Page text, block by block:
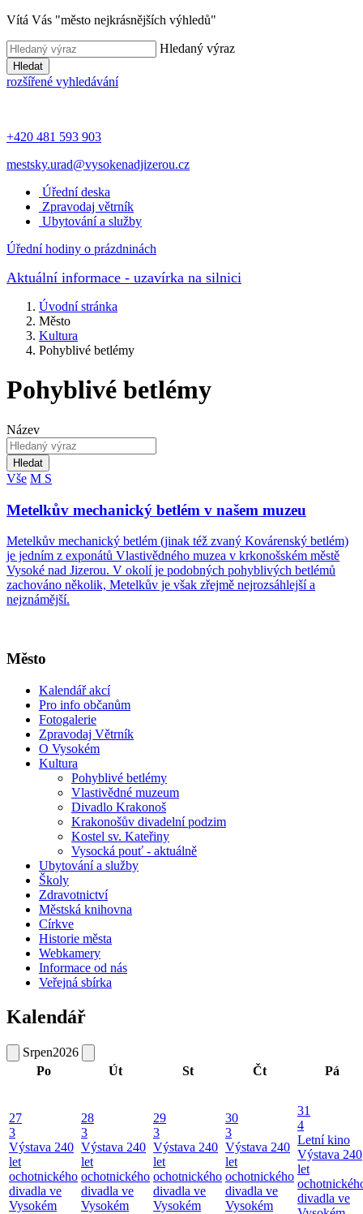
Vítá Vás "město nejkrásnějších výhledů"
Hledaný výraz
Hledat
rozšířené vyhledávání
+420 481 593 903
mestsky.urad@vysokenadjizerou.cz
Úřední deska
Zpravodaj větrník
Ubytování a služby
Úřední hodiny o prázdninách
Aktuální informace - uzavírka na silnici
Úvodní stránka
Město
Kultura
Pohyblivé betlémy
Pohyblivé betlémy
Název
Hledat
Vše M S
Metelkův mechanický betlém v našem muzeu
Metelkův mechanický betlém (jinak též zvaný Kovárenský betlém)
je jedním z exponátů Vlastivědného muzea v krkonošském městě
Vysoké nad Jizerou. V okolí je podobných pohyblivých betlémů
zachováno několik, Metelkův je však zřejmě nejrozsáhlejší a
nejznámější.
Město
Kalendář akcí
Pro info občanům
Fotogalerie
Zpravodaj Větrník
O Vysokém
Kultura
Pohyblivé betlémy
Vlastivědné muzeum
Divadlo Krakonoš
Krakonošův divadelní podzim
Kostel sv. Kateřiny
Vysocká pouť - aktuálně
Ubytování a služby
Školy
Zdravotnictví
Městská knihovna
Církve
Historie města
Webkamery
Informace od nás
Veřejná sbírka
Kalendář
Srpen2026
Po
Út St Čt Pá
27
3
Výstava 240
let
ochotnického
divadla ve
Vysokém
28
3
Výstava 240
let
ochotnického
divadla ve
Vysokém
29
3
Výstava 240
let
ochotnického
divadla ve
Vysokém
30
3
Výstava 240
let
ochotnického
divadla ve
Vysokém
31
4
Letní kino
Výstava 240
let
divadla ve